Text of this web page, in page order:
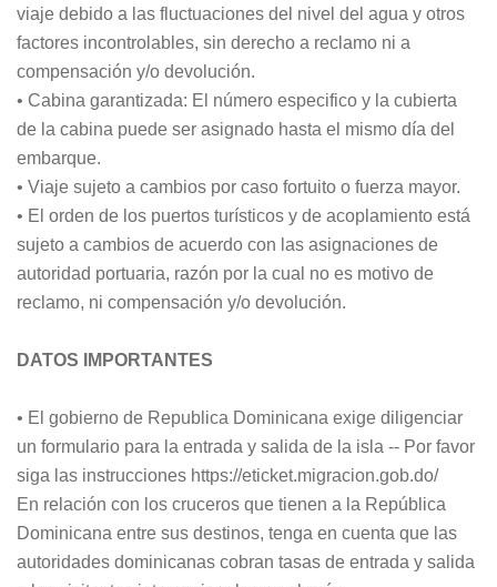
viaje debido a las fluctuaciones del nivel del agua y otros
factores incontrolables, sin derecho a reclamo ni a
compensación y/o devolución.
• Cabina garantizada: El número especifico y la cubierta
de la cabina puede ser asignado hasta el mismo día del
embarque.
• Viaje sujeto a cambios por caso fortuito o fuerza mayor.
• El orden de los puertos turísticos y de acoplamiento está
sujeto a cambios de acuerdo con las asignaciones de
autoridad portuaria, razón por la cual no es motivo de
reclamo, ni compensación y/o devolución.
DATOS IMPORTANTES
• El gobierno de Republica Dominicana exige diligenciar
un formulario para la entrada y salida de la isla -- Por favor
siga las instrucciones https://eticket.migracion.gob.do/
En relación con los cruceros que tienen a la República
Dominicana entre sus destinos, tenga en cuenta que las
autoridades dominicanas cobran tasas de entrada y salida